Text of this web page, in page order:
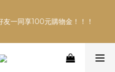
避免空等。
一同享100元購物金！！！
不即時，購買前可與小編確